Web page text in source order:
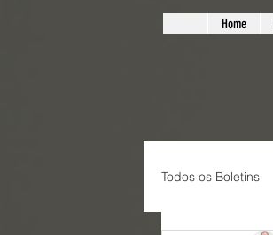
Home
Todos os Boletins